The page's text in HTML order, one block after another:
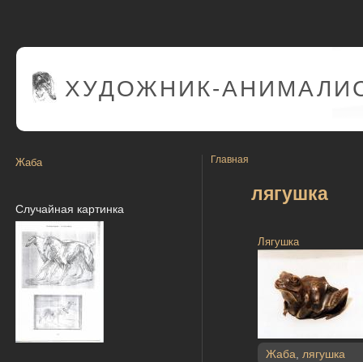
ХУДОЖНИК-
Жаба
Случайная картинка
Главная
лягушка
Лягушка
Жаба лягушка